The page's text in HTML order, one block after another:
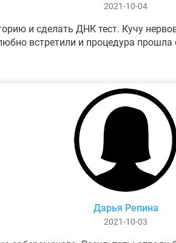
2021-10-04
и сделать ДНК тест. Кучу
встретили и процедура прошла
Дарья Репина
2021-10-03